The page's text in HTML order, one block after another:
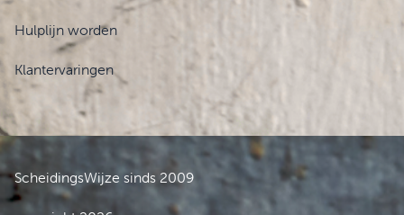
Hulplijn worden
Klantervaringen
ScheidingsWijze sinds 2009